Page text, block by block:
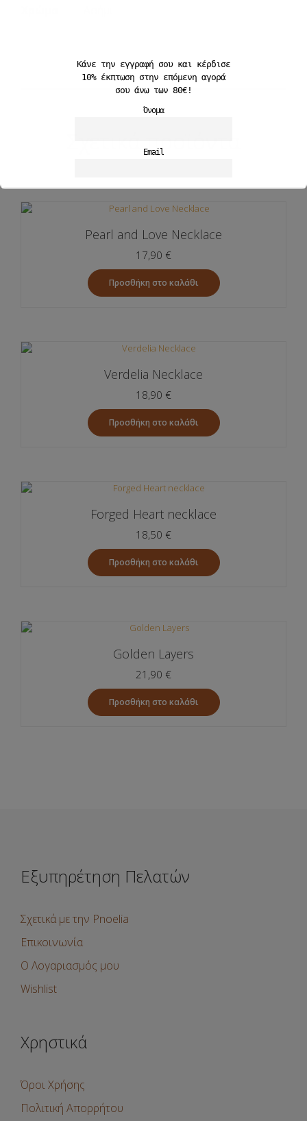
Σχετικά προϊόντα
Pearl and Love Necklace
17,90 €
Προσθήκη στο καλάθι
Verdelia Necklace
18,90 €
Προσθήκη στο καλάθι
Forged Heart necklace
18,50 €
Προσθήκη στο καλάθι
Golden Layers
21,90 €
Προσθήκη στο καλάθι
Εξυπηρέτηση Πελατών
Σχετικά με την Pnoelia
Επικοινωνία
Ο Λογαριασμός μου
Wishlist
Χρηστικά
Όροι Χρήσης
Πολιτική Απορρήτου
Κάνε την εγγραφή σου και κέρδισε
10%έκπτωση στην επόμενη αγορά
σου άνω των 80€!
Όνομα
Email